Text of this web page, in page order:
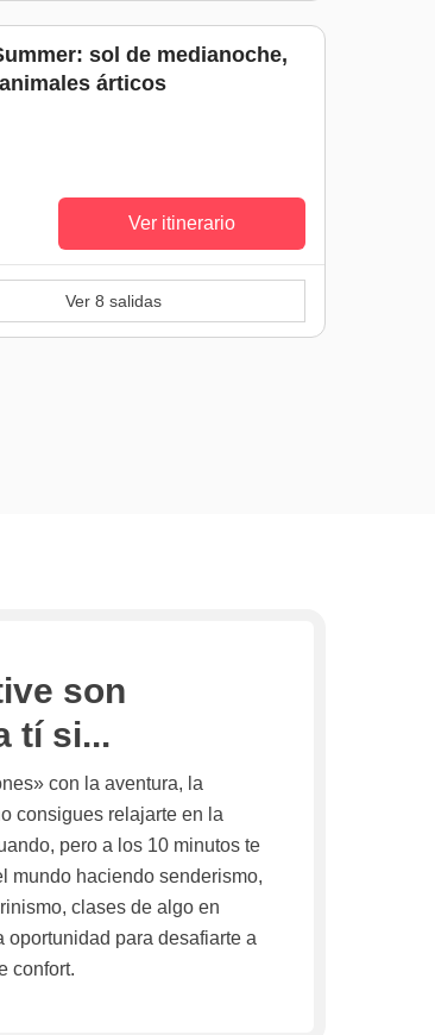
sol de medianoche,
árticos
Ver itinerario
Ver 8 salidas
son
tí si...
con la aventura, la
consigues relajarte en la
pero a los 10 minutos te
mundo haciendo senderismo,
clases de algo en
oportunidad para desafiarte a
confort.